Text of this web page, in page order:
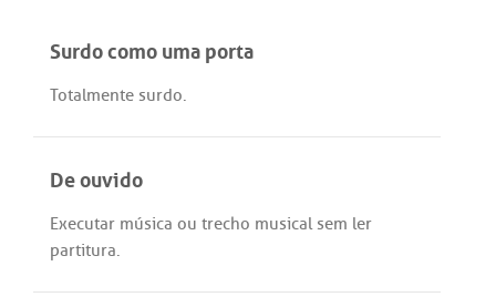
Surdo como uma porta
Totalmente surdo.
De ouvido
Executar música ou trecho musical sem ler
partitura.